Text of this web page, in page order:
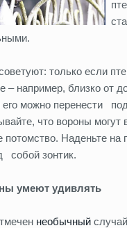
только если
– например, близко от
его можно перенести
что вороны могут
Наденьте на
собой зонтик.
умеют удивлять
необычный